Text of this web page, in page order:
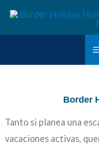
Border
Tanto si planea una
vacaciones activas,